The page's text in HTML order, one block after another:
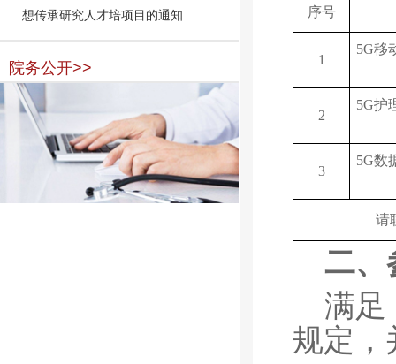
想传承研究人才培项目的通知
院务公开>>
序号
1
5G移
2
5G护
3
5G数
请
二、
满足
规定，